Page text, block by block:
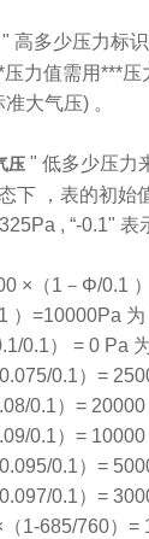
" 高多少压力标
力值需用***
大气压) 。
压 " 低多少压力
下 ，表的初
, “-0.1"
×（1－Φ/0.1
=10000Pa 为
0.1） = 0 Pa 为
0.1）=
0.1）= 20000
0.1）= 10000
0.1）=
0.1）=
1-685/760）=